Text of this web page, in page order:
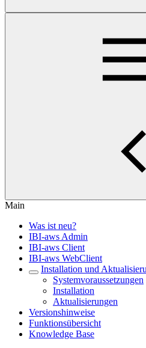
Main
Was ist neu?
IBI-aws Admin
IBI-aws Client
IBI-aws WebClient
Installation und
Systemvoraussetzungen
Installation
Aktualisierungen
Versionshinweise
Funktionsübersicht
Knowledge Base